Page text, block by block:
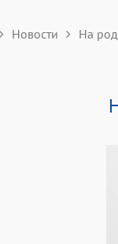
Новости На